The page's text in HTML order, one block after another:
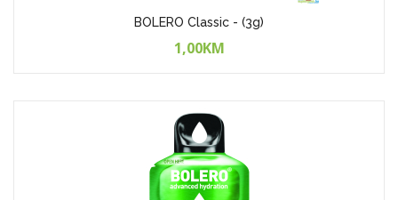
BOLERO Classic - (3g)
1,00KM